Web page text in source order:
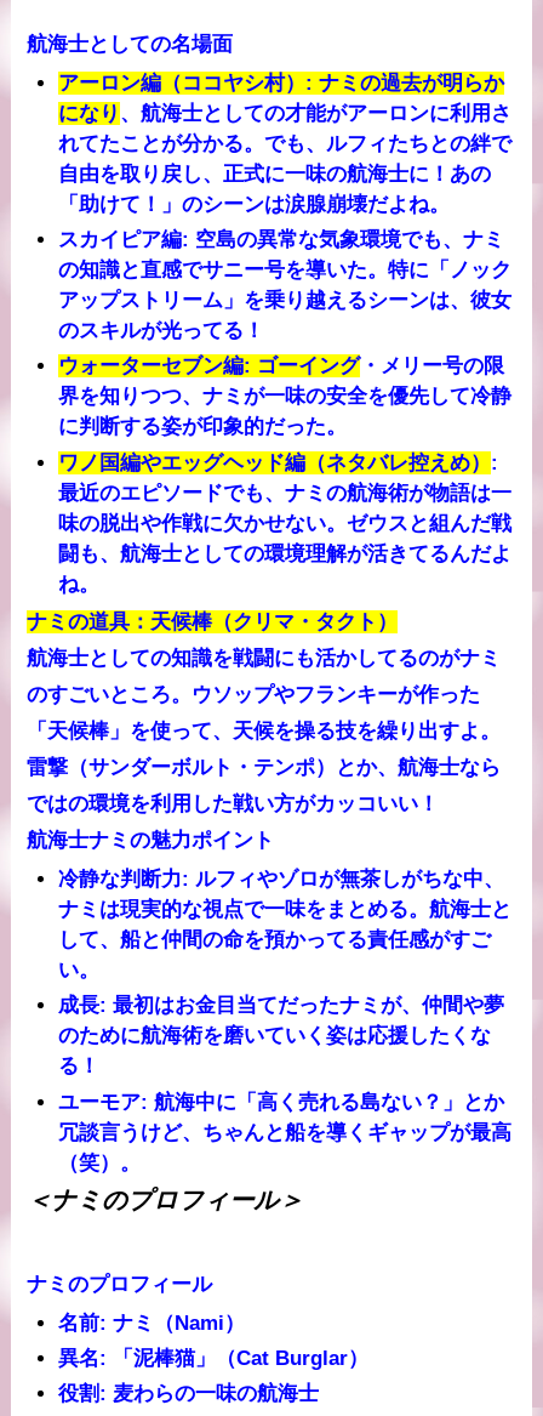
航海士としての名場面
アーロン編（ココヤシ村） : ナミの過去が明らか
になり 、航海士としての才能がアーロンに利用さ
れてたことが分かる。でも、ルフィたちとの絆で
自由を取り戻し、正式に一味の航海士に！あの
「助けて！」のシーンは涙腺崩壊だよね。
スカイピア編: 空島の異常な気象環境でも、ナミ
の知識と直感でサニー号を導いた。特に「ノック
アップストリーム」を乗り越えるシーンは、彼女
のスキルが光ってる！
ウォーターセブン編: ゴーイング・メリー号の限
界を知りつつ、ナミが一味の安全を優先して冷静
に判断する姿が印象的だった。
ワノ国編やエッグヘッド編（ネタバレ控えめ） :
最近のエピソードでも、ナミの航海術が物語は一
味の脱出や作戦に欠かせない。ゼウスと組んだ戦
闘も、航海士としての環境理解が活きてるんだよ
ね。
ナミの道具：天候棒（クリマ・タクト）
航海士としての知識を戦闘にも活かしてるのがナミ
のすごいところ。ウソップやフランキーが作った
「天候棒」を使って、天候を操る技を繰り出すよ。
雷撃（サンダーボルト・テンポ）とか、航海士なら
ではの環境を利用した戦い方がカッコいい！
航海士ナミの魅力ポイント
冷静な判断力: ルフィやゾロが無茶しがちな中、
ナミは現実的な視点で一味をまとめる。航海士と
して、船と仲間の命を預かってる責任感がすご
い。
成長: 最初はお金目当てだったナミが、仲間や夢
のために航海術を磨いていく姿は応援したくな
る！
ユーモア: 航海中に「高く売れる島ない？」とか
冗談言うけど、ちゃんと船を導くギャップが最高
（笑）。
＜ナミのプロフィール＞
ナミのプロフィール
名前: ナミ（Nami）
異名: 「泥棒猫」（Cat Burglar）
役割 : 麦わらの一味の航海士